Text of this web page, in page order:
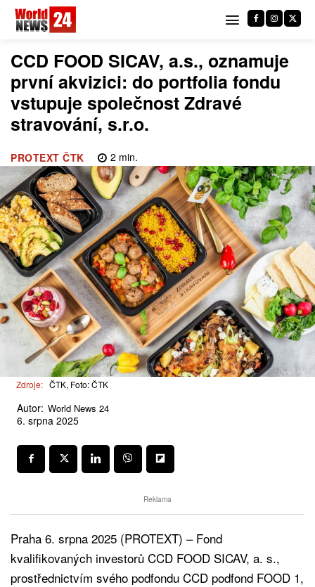
CCD FOOD SICAV, a.s., oznamuje
první akvizici: do portfolia fondu
vstupuje společnost Zdravé
stravování, s.r.o.
PROTEXT ČTK 2 min.
Zdroje: ČTK, Foto: ČTK
Autor: World News 24
6. srpna 2025
Reklama
Praha 6. srpna 2025 (PROTEXT) – Fond
kvalifikovaných investorů CCD FOOD SICAV, a. s.,
prostřednictvím svého podfondu CCD podfond FOOD 1,